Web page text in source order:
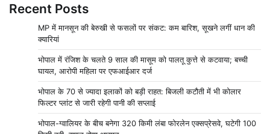
Recent Posts
MP में मानसून की बेरुखी से फसलों पर संकट: कम बारिश, सूखने लगीं धान की
क्यारियां
भोपाल में रंजिश के चलते 9 साल की मासूम को पालतू कुत्ते से कटवाया; बच्ची
घायल, आरोपी महिला पर एफआईआर दर्ज
भोपाल के 70 से ज्यादा इलाकों को बड़ी राहत: बिजली कटौती में भी कोलार
फिल्टर प्लांट से जारी रहेगी पानी की सप्लाई
भोपाल-ग्वालियर के बीच बनेगा 320 किमी लंबा फोरलेन एक्सप्रेसवे, घटेगी 100